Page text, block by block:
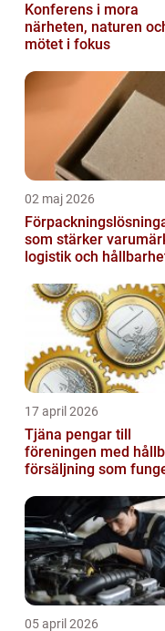
Konferens i mora
närheten, naturen
mötet i fokus
02 maj 2026
som stärker
logistik och
17 april 2026
Tjäna pengar till
föreningen med
försäljning som
05 april 2026